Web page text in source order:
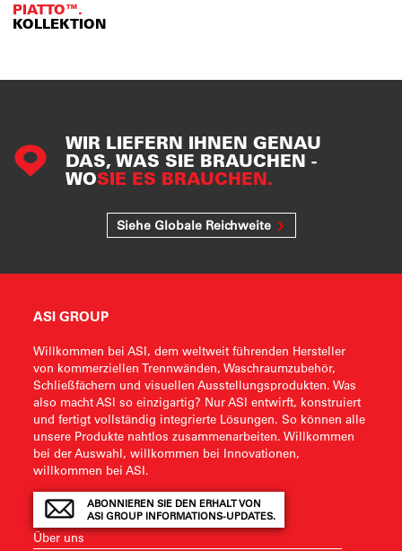
PIATTO™.
KOLLEKTION
WIR LIEFERN IHNEN GENAU
DAS, WAS SIE BRAUCHEN -
WOSIE ES BRAUCHEN.
Siehe Globale Reichweite
ASI GROUP
Willkommen bei ASI, dem weltweit führenden Hersteller
von kommerziellen Trennwänden, Waschraumzubehör,
Schließfächern und visuellen Ausstellungsprodukten. Was
also macht ASI so einzigartig? Nur ASI entwirft, konstruiert
und fertigt vollständig integrierte Lösungen. So können alle
unsere Produkte nahtlos zusammenarbeiten. Willkommen
bei der Auswahl, willkommen bei Innovationen,
willkommen bei ASI.
ABONNIEREN SIE DEN ERHALT VON
ASI GROUP INFORMATIONS-UPDATES.
Über uns